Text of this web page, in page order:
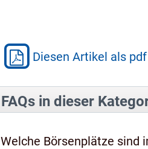
Diesen Artikel als
FAQs in dieser
Welche Börsenplätze sind